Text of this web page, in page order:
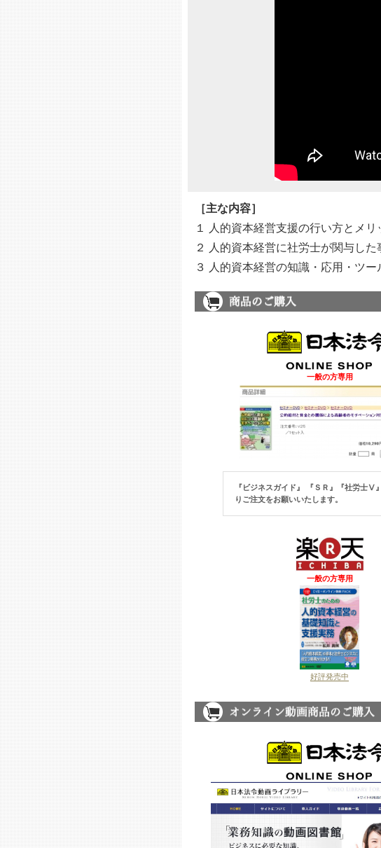
［主な内容］
１ 人的資本経営支援の行い方とメリ
２ 人的資本経営に社労士が関与した
３ 人的資本経営の知識・応用・ツー
一般の方専用
『ビジネスガイド』 『ＳＲ』『社労士Ⅴ』
りご注文をお願いいたします。
一般の方専用
好評発売中